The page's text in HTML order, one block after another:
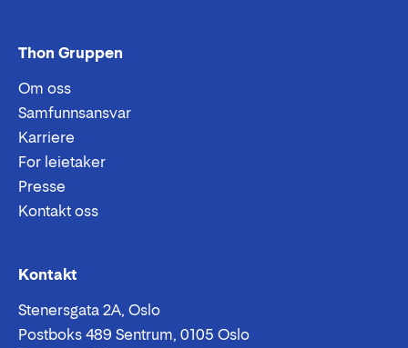
Thon Gruppen
Om oss
Samfunnsansvar
Karriere
For leietaker
Presse
Kontakt oss
Kontakt
Stenersgata 2A, Oslo
Postboks 489 Sentrum, 0105 Oslo
Epost:
Telefon: